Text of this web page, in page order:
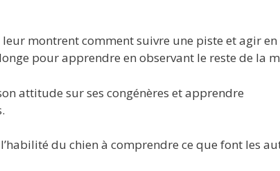
montrent comment suivre une piste et agir en
pour apprendre en observant le reste de la
attitude sur ses congénères et apprendre
du chien à comprendre ce que font les